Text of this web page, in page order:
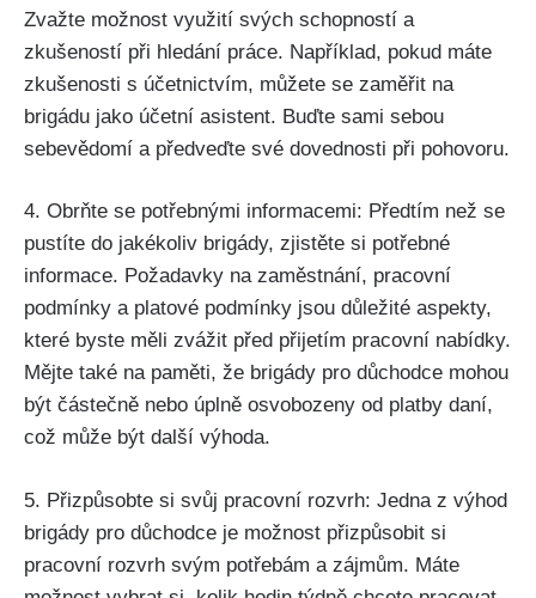
Zvažte možnost využití svých schopností a
zkušeností při hledání práce. Například, pokud máte
zkušenosti s účetnictvím, můžete se zaměřit na
brigádu jako účetní asistent. Buďte sami sebou
sebevědomí a předveďte své dovednosti při pohovoru.
4. Obrňte se potřebnými informacemi: Předtím než se
pustíte do jakékoliv brigády, zjistěte si potřebné
informace. Požadavky na zaměstnání, pracovní
podmínky a platové podmínky jsou důležité aspekty,
které byste měli zvážit před přijetím pracovní nabídky.
Mějte také na paměti, že brigády pro důchodce mohou
být částečně nebo úplně osvobozeny od platby daní,
což může být další výhoda.
5. Přizpůsobte si svůj pracovní rozvrh: Jedna z výhod
brigády pro důchodce je možnost přizpůsobit si
pracovní rozvrh svým potřebám a zájmům. Máte